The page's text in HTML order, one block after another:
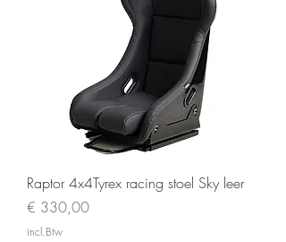
Raptor 4x4Tyrex racing stoel Sky leer
Prijs
€ 330,00
incl.Btw